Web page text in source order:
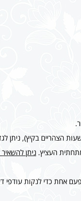
הצהריים בקיץ), ניתן
העציץ. ניתן
במים נקיים פעם אחת כדי